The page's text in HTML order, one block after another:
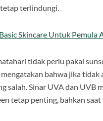
terlindungi.
Skincare Untuk Pemula
tidak perlu pakai
bahwa jika
salah. Sinar UVA dan UVB
tetap penting, bahkan